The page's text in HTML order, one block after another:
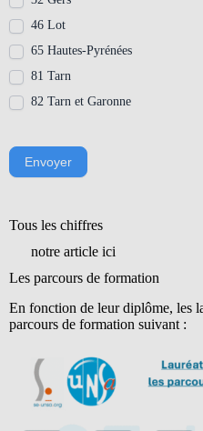
46 Lot
65 Hautes-Pyrénées
81 Tarn
82 Tarn et Garonne
Envoyer
Tous les chiffres
notre article ici
Les parcours de formation
En fonction de leur diplôme, les
parcours de formation suivant :